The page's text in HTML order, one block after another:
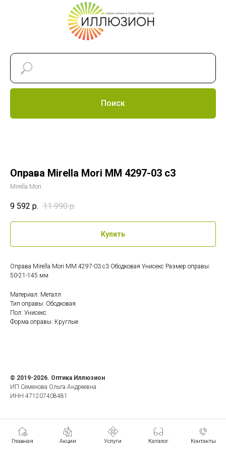
Поиск
Главная Акции Услуги Каталог Контакты
Оправа Mirella Mori MM 4297-03 c3
Mirella Mori
9 592 р. 11 990 р.
Купить
Оправа Mirella Mori MM 4297-03 c3 Ободковая Унисекс Размер оправы:
50-21-145 мм
Материал: Металл
Тип оправы: Ободковая
Пол: Унисекс
Форма оправы: Круглые
© 2019-2026. Оптика Иллюзион
ИП Семенова Ольга Андреевна
ИНН 471207408481